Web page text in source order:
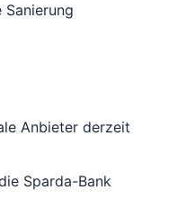
Anbieter derzeit
Sparda-Bank